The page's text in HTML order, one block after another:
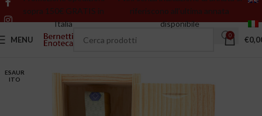
sopra 150€ GRATIS in
Italia
riferiscono all’ultima annata
disponibile
MENU 0 €
ESAUR
ITO